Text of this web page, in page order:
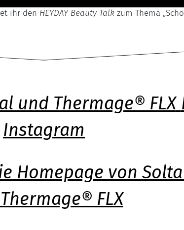
ihr den HEYDAY Beauty Talk zum Thema
und Thermage® FLX
Instagram
Homepage von
FLX